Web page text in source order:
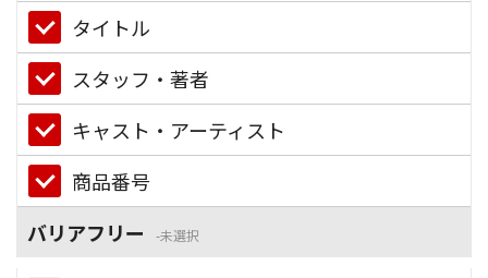
タイトル
スタッフ・著者
キャスト・アーティスト
商品番号
バリアフリー
未選択